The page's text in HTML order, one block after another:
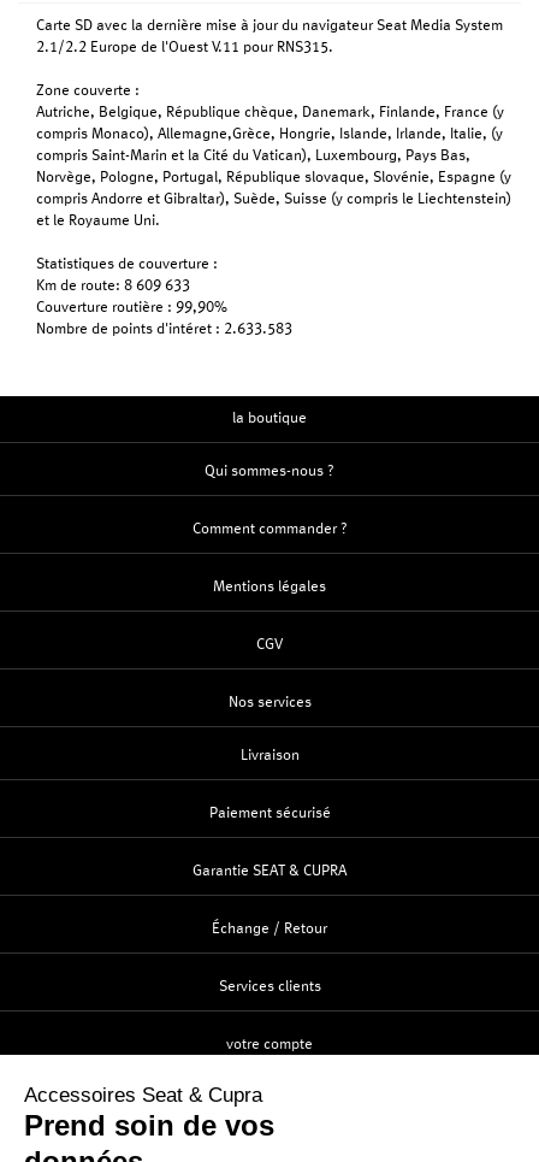
Carte SD avec la dernière mise à jour du navigateur Seat Media System
2.1/2.2 Europe de l'Ouest V.11 pour RNS315.
Zone couverte :
Autriche, Belgique, République chèque, Danemark, Finlande, France (y
compris Monaco), Allemagne,Grèce, Hongrie, Islande, Irlande, Italie, (y
compris Saint-Marin et la Cité du Vatican), Luxembourg, Pays Bas,
Norvège, Pologne, Portugal, République slovaque, Slovénie, Espagne (y
compris Andorre et Gibraltar), Suède, Suisse (y compris le Liechtenstein)
et le Royaume Uni.
Statistiques de couverture :
Km de route: 8 609 633
Couverture routière : 99,90%
Nombre de points d'intéret : 2.633.583
la boutique
Qui sommes-nous ?
Comment commander ?
Mentions légales
CGV
Nos services
Livraison
Paiement sécurisé
Garantie SEAT & CUPRA
Échange / Retour
Services clients
votre compte
Création